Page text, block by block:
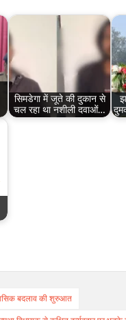
सिमडेगा में जूते की दुकान से
चल रहा था नशीली दवाओं…
बदलाव की शुरुआत